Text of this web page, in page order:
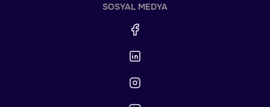
SOSYAL MEDYA